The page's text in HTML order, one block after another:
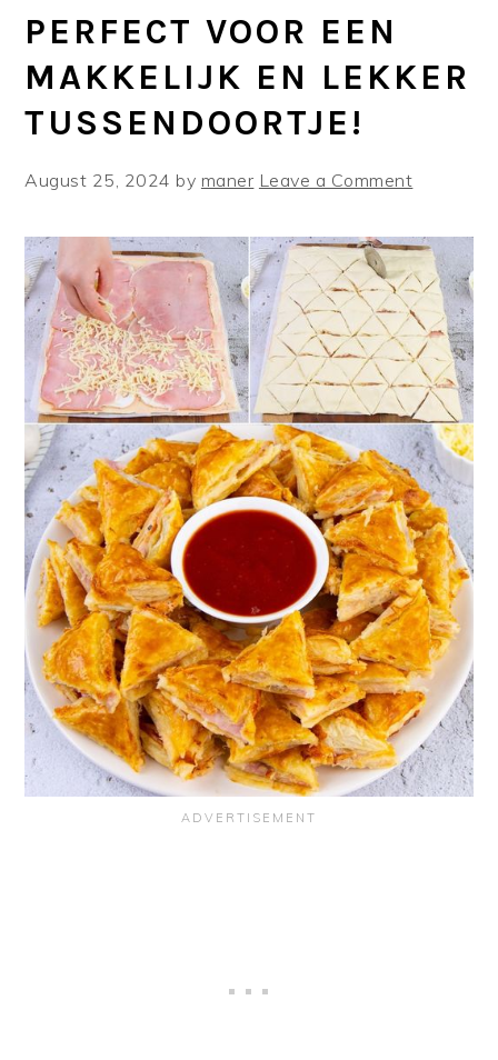
PERFECT VOOR EEN
MAKKELIJK EN LEKKER
TUSSENDOORTJE!
August 25, 2024 by maner Leave a Comment